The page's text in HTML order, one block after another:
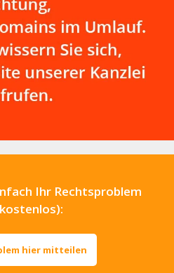
Ihr Rechtsproblem
hier mitteilen